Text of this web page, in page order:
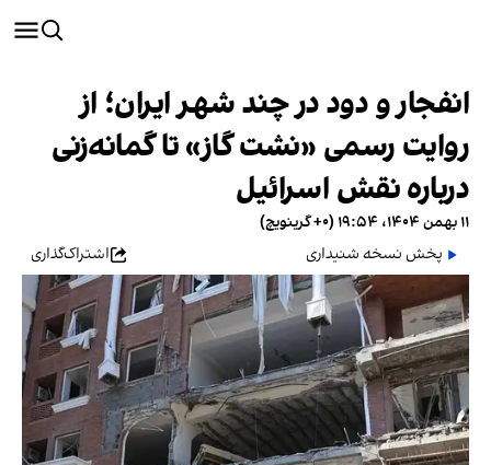
انفجار و دود در چند شهر ایران؛ از
روایت رسمی «نشت گاز» تا گمانه‌زنی
درباره نقش اسرائیل
۱۱ بهمن ۱۴۰۴، ۱۹:۵۴ (‎+۰ گرینویچ)
پخش نسخه شنیداری
اشتراک‌گذاری